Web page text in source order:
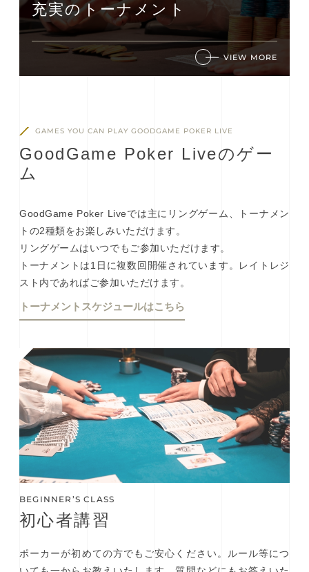
充実のトーナメント
VIEW MORE
GAMES YOU CAN PLAY GOODGAME POKER LIVE
GoodGame Poker Liveのゲー
ム
GoodGame Poker Liveでは主にリングゲーム、トーナメン
トの2種類をお楽しみいただけます。
リングゲームはいつでもご参加いただけます。
トーナメントは1日に複数回開催されています。レイトレジ
スト内であればご参加いただけます。
トーナメントスケジュールはこちら
BEGINNER’S CLASS
初⼼者講習
ポーカーが初めての方でもご安心ください。ルール等につ